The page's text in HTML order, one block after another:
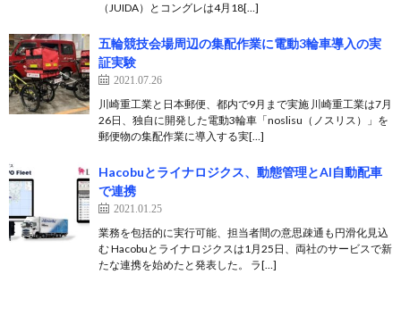
（JUIDA）とコングレは4月18[…]
五輪競技会場周辺の集配作業に電動3輪車導入の実
証実験
2021.07.26
川崎重工業と日本郵便、都内で9月まで実施 川崎重工業は7月
26日、独自に開発した電動3輪車「noslisu（ノスリス）」を
郵便物の集配作業に導入する実[…]
Hacobuとライナロジクス、動態管理とAI自動配車
で連携
2021.01.25
業務を包括的に実行可能、担当者間の意思疎通も円滑化見込
む Hacobuとライナロジクスは1月25日、両社のサービスで新
たな連携を始めたと発表した。 ラ[…]